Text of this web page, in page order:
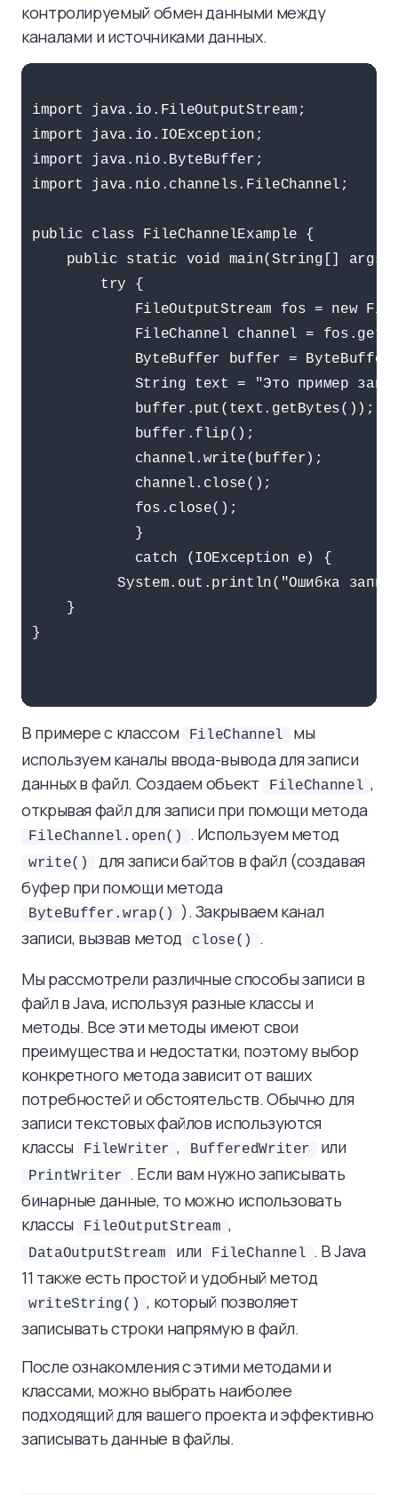
контролируемый обмен данными между
каналами и источниками данных.
import java.io.FileOutputStream;
import java.io.IOException;
import java.nio.ByteBuffer;
import java.nio.channels.FileChannel;
public class FileChannelExample {
public static void main(String[] args)
        try {
FileOutputStream fos = new
FileChannel channel =
ByteBuffer buffer =
String text = "Это пример
            buffer.put(text.getBytes());
            buffer.flip();
            channel.write(buffer);
            channel.close();
            fos.close();
            }
            catch (IOException e) {
System.out.println("Ошибка
    }
}
В примере с классом FileChannel
мы
используем каналы ввода-вывода для записи
данных в файл. Создаем объект
FileChannel ,
открывая файл для записи при помощи метода
FileChannel.open() . Используем метод
write()
для записи байтов в файл (создавая
буфер при помощи метода
ByteBuffer.wrap()
). Закрываем канал
записи, вызвав метод
close()
.
Мы рассмотрели различные способы записи в
файл в Java, используя разные классы и
методы. Все эти методы имеют свои
преимущества и недостатки, поэтому выбор
конкретного метода зависит от ваших
потребностей и обстоятельств. Обычно для
записи текстовых файлов используются
классы
FileWriter , BufferedWriter или
PrintWriter . Если вам нужно записывать
бинарные данные, то можно использовать
классы
FileOutputStream ,
DataOutputStream или FileChannel . В Java
11 также есть простой и удобный метод
writeString() , который позволяет
записывать строки напрямую в файл.
После ознакомления с этими методами и
классами, можно выбрать наиболее
подходящий для вашего проекта и эффективно
записывать данные в файлы.